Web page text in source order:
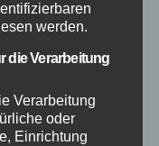
werden.
die Verarbeitung
Verarbeitung
oder
Einrichtung